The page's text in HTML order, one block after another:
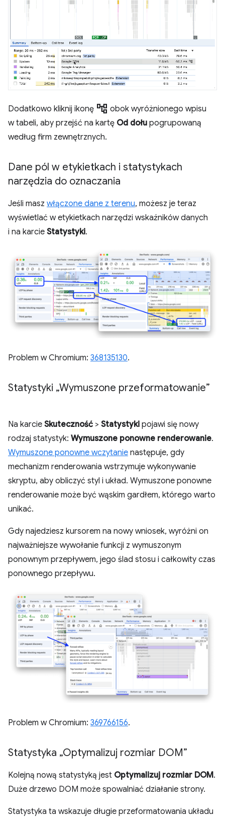
Dodatkowo kliknij ikonę account_tree obok wyróżnionego wpisu
w tabeli, aby przejść na kartę Od dołu pogrupowaną
według firm zewnętrznych.
Dane pól w etykietkach i statystykach
narzędzia do oznaczania
Jeśli masz włączone dane z terenu, możesz je teraz
wyświetlać w etykietkach narzędzi wskaźników danych
i na karcie Statystyki.
Problem w Chromium: 368135130.
Statystyki „Wymuszone przeformatowanie”
Na karcie Skuteczność > Statystyki pojawi się nowy
rodzaj statystyk: Wymuszone ponowne renderowanie.
Wymuszone ponowne wczytanie następuje, gdy
mechanizm renderowania wstrzymuje wykonywanie
skryptu, aby obliczyć styl i układ. Wymuszone ponowne
renderowanie może być wąskim gardłem, którego warto
unikać.
Gdy najedziesz kursorem na nowy wniosek, wyróżni on
najważniejsze wywołanie funkcji z wymuszonym
ponownym przepływem, jego ślad stosu i całkowity czas
ponownego przepływu.
Problem w Chromium: 369766156.
Statystyka „Optymalizuj rozmiar DOM”
Kolejną nową statystyką jest Optymalizuj rozmiar DOM.
Duże drzewo DOM może spowalniać działanie strony.
Statystyka ta wskazuje długie przeformatowania układu